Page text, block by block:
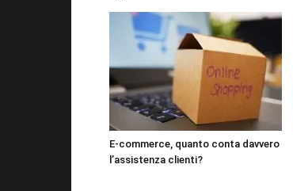
E-commerce, quanto conta davvero
l’assistenza clienti?